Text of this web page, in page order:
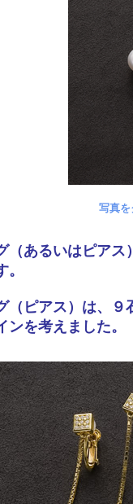
写真を
（あるいはピア
（ピアス）は、
ンを考えました。